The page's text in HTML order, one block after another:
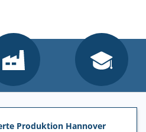
Produktion Hannover